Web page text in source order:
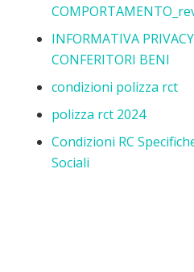
INFORMATIVA
CONFERITORI BENI
condizioni polizza rct
polizza rct 2024
Condizioni RC
Sociali